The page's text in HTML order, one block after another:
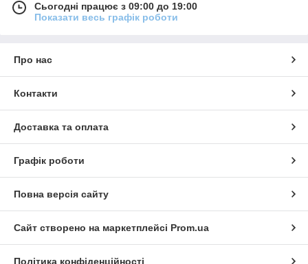
Сьогодні працює з 09:00 до 19:00
Показати весь графік роботи
Про нас
Контакти
Доставка та оплата
Графік роботи
Повна версія сайту
Сайт створено на маркетплейсі Prom.ua
Політика конфіденційності